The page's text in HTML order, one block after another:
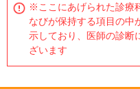
※ここにあげられた診療
なびが保持する項目の中
示しており、医師の診断
ざいます